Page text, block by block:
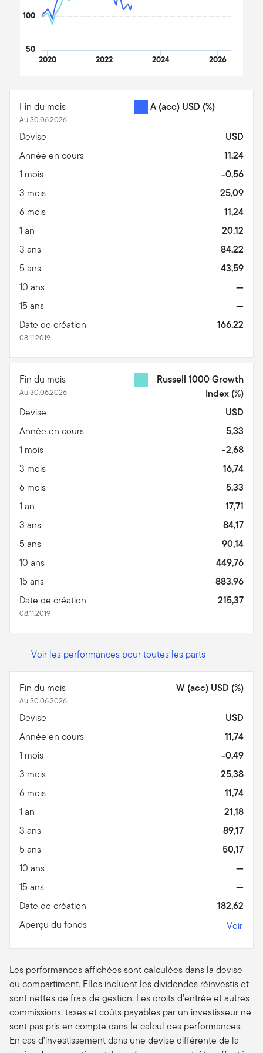
2020 2022 2024 2026
50
100
Fin du mois
Au 30.06.2026
A (acc) USD (%)
Devise
USD
Année en cours
11,24
1 mois
-0,56
3 mois
25,09
6 mois
11,24
1 an
20,12
3 ans
84,22
5 ans
43,59
10 ans
—
15 ans
—
Date de création
08.11.2019
166,22
Fin du mois
Au 30.06.2026
Russell 1000 Growth
Index (%)
Devise
USD
Année en cours
5,33
1 mois
-2,68
3 mois
16,74
6 mois
5,33
1 an
17,71
3 ans
84,17
5 ans
90,14
10 ans
449,76
15 ans
883,96
Date de création
08.11.2019
215,37
Voir les performances pour toutes les parts
Fin du mois
Au 30.06.2026
W (acc) USD (%)
Devise
USD
Année en cours
11,74
1 mois
-0,49
3 mois
25,38
6 mois
11,74
1 an
21,18
3 ans
89,17
5 ans
50,17
10 ans
—
15 ans
—
Date de création
182,62
Aperçu du fonds
Voir
Les performances affichées sont calculées dans la devise
du compartiment. Elles incluent les dividendes réinvestis et
sont nettes de frais de gestion. Les droits d’entrée et autres
commissions, taxes et coûts payables par un investisseur ne
sont pas pris en compte dans le calcul des performances.
En cas d’investissement dans une devise différente de la